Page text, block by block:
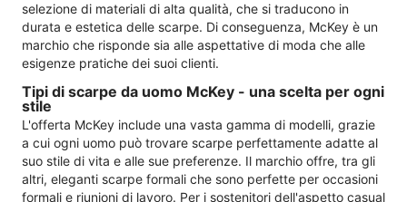
selezione di materiali di alta qualità, che si traducono in
durata e estetica delle scarpe. Di conseguenza, McKey è un
marchio che risponde sia alle aspettative di moda che alle
esigenze pratiche dei suoi clienti.
Tipi di scarpe da uomo McKey - una scelta per ogni
stile
L'offerta McKey include una vasta gamma di modelli, grazie
a cui ogni uomo può trovare scarpe perfettamente adatte al
suo stile di vita e alle sue preferenze. Il marchio offre, tra gli
altri, eleganti scarpe formali che sono perfette per occasioni
formali e riunioni di lavoro. Per i sostenitori dell'aspetto casual